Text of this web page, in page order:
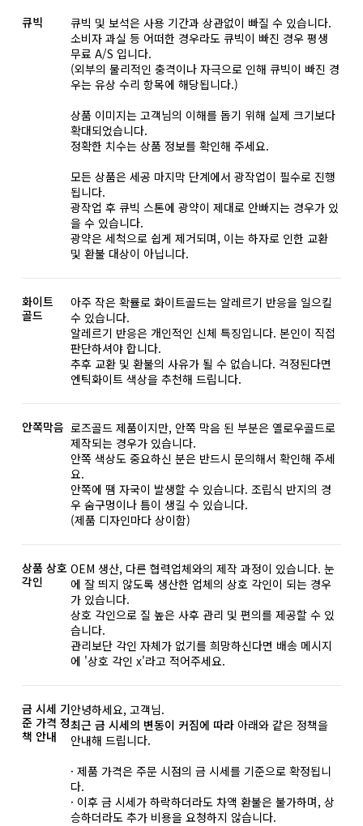
큐빅
큐빅 및 보석은 사용 기간과 상관없이 빠질 수 있습니다.
소비자 과실 등 어떠한 경우라도 큐빅이 빠진 경우 평생
무료 A/S 입니다.
(외부의 물리적인 충격이나 자극으로 인해 큐빅이 빠진 경
우는 유상 수리 항목에 해당됩니다.)
상품 이미지는 고객님의 이해를 돕기 위해 실제 크기보다
확대되었습니다.
정확한 치수는 상품 정보를 확인해 주세요.
모든 상품은 세공 마지막 단계에서 광작업이 필수로 진행
됩니다.
광작업 후 큐빅 스톤에 광약이 제대로 안빠지는 경우가 있
을 수 있습니다.
광약은 세척으로 쉽게 제거되며, 이는 하자로 인한 교환
및 환불 대상이 아닙니다.
화이트
골드
아주 작은 확률로 화이트골드는 알레르기 반응을 일으킬
수 있습니다.
알레르기 반응은 개인적인 신체 특징입니다. 본인이 직접
판단하셔야 합니다.
추후 교환 및 환불의 사유가 될 수 없습니다. 걱정된다면
엔틱화이트 색상을 추천해 드립니다.
안쪽막음 로즈골드 제품이지만, 안쪽 막음 된 부분은 옐로우골드로
제작되는 경우가 있습니다.
안쪽 색상도 중요하신 분은 반드시 문의해서 확인해 주세
요.
안쪽에 땜 자국이 발생할 수 있습니다. 조립식 반지의 경
우 숨구멍이나 틈이 생길 수 있습니다.
(제품 디자인마다 상이함)
상품 상호
각인
OEM 생산, 다른 협력업체와의 제작 과정이 있습니다. 눈
에 잘 띄지 않도록 생산한 업체의 상호 각인이 되는 경우
가 있습니다.
상호 각인으로 질 높은 사후 관리 및 편의를 제공할 수 있
습니다.
관리보단 각인 자체가 없기를 희망하신다면 배송 메시지
에 '상호 각인 x'라고 적어주세요.
금 시세 기
준 가격 정
책 안내
안녕하세요, 고객님.
최근 금 시세의 변동이 커짐에 따라아래와 같은 정책을
안내해 드립니다.
· 제품 가격은 주문 시점의 금 시세를 기준으로 확정됩니
다.
· 이후 금 시세가 하락하더라도 차액 환불은 불가하며, 상
승하더라도 추가 비용을 요청하지 않습니다.